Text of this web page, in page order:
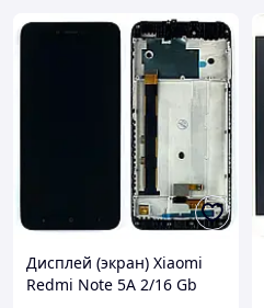
Дисплей (экран) Xiaomi
Redmi Note 5A 2/16 Gb